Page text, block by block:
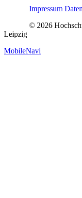
Impressum
© 2026
Leipzig
MobileNavi